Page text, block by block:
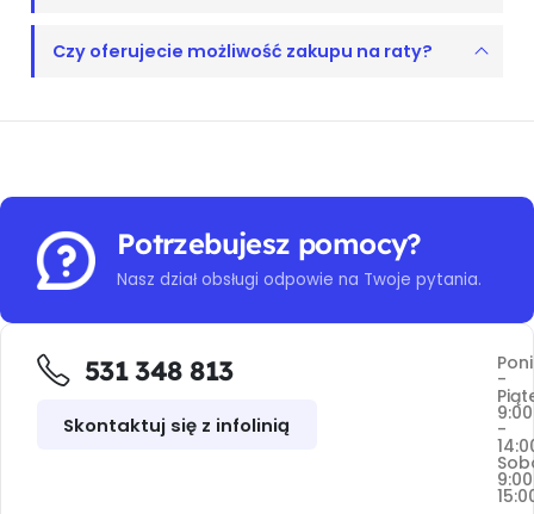
Czy oferujecie możliwość zakupu na raty?
Potrzebujesz pomocy?
Nasz dział obsługi odpowie na Twoje pytania.
531 348 813
Skontaktuj się z infolinią
-
9:00
-